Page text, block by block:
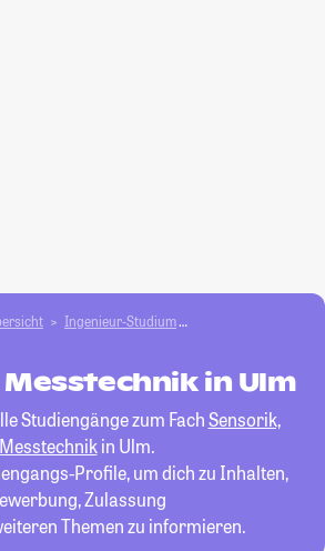
Ingenieur-Studium
in Ulm
Studiengänge zum FachSensorik,
Messtechnikin Ulm.
Profile, um dich zu Inhalten,
Zulassung
Themen zu informieren.